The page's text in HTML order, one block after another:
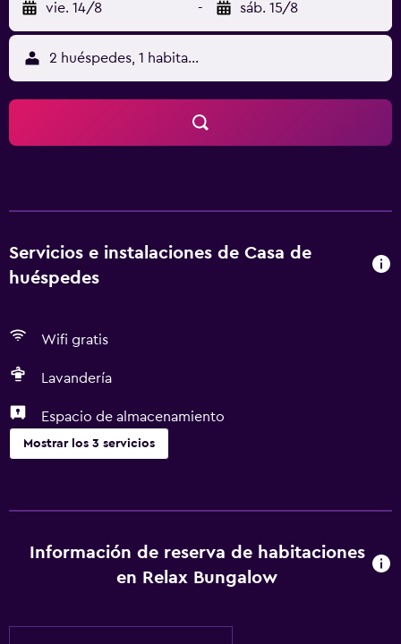
vie. 14/8 - sáb. 15/8
2 huéspedes, 1 habitación
Servicios e instalaciones de Casa de
huéspedes
Wifi gratis
Lavandería
Espacio de almacenamiento
Mostrar los 3 servicios
Lavandería
Información de reserva de habitaciones
en Relax Bungalow